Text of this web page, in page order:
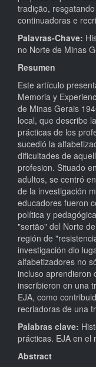
tradição,
continuadoras e
Palavras-Chave:
no Norte de Minas
Resumen
Este artículo
Memoria y
de Minas Gerais
local, que describe
prácticas de los
sucedió la
dificultades de
profesion. Situado
adultos, se centró
de la investigación
educadores fueron
política y
"sertão" del Norte
región de
investigación dio
alfabetizadores no
incluso aprendieron
inscribieron en una
EJA, como
recriadoras de una
Palabras clave:
prácticas. EJA en el
Abstract